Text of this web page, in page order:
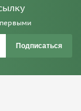
Подписаться